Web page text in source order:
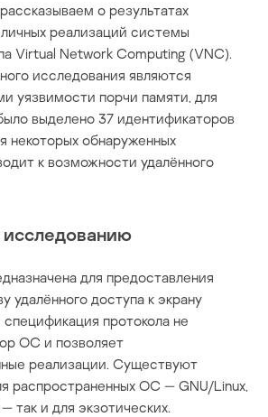
о результатах
реализаций системы
Virtual Network Computing (VNC).
исследования являются
уязвимости порчи памяти, для
выделено 37 идентификаторов
некоторых обнаруженных
к возможности удалённого
исследованию
для предоставления
удалённого доступа к экрану
протокола не
ОС и позволяет
реализации. Существуют
распространенных ОС — GNU/Linux,
так и для экзотических.